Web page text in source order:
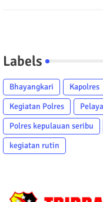
Labels
Bhayangkari Kapolres
Kegiatan Polres
Polres kepulauan seribu
kegiatan rutin